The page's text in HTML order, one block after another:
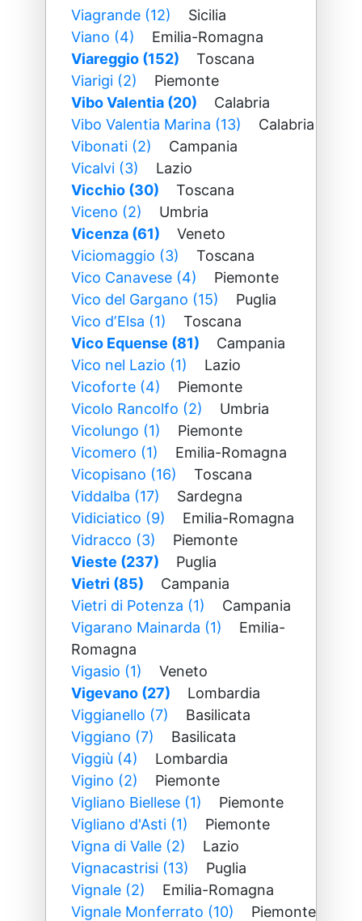
Viagrande (12)
Sicilia
Viano (4)
Emilia-Romagna
Viareggio (152)
Toscana
Viarigi (2)
Piemonte
Vibo Valentia (20)
Calabria
Vibo Valentia Marina (13)
Calabria
Vibonati (2)
Campania
Vicalvi (3)
Lazio
Vicchio (30)
Toscana
Viceno (2)
Umbria
Vicenza (61)
Veneto
Viciomaggio (3)
Toscana
Vico Canavese (4)
Piemonte
Vico del Gargano (15)
Puglia
Vico dʼElsa (1)
Toscana
Vico Equense (81)
Campania
Vico nel Lazio (1)
Lazio
Vicoforte (4)
Piemonte
Vicolo Rancolfo (2)
Umbria
Vicolungo (1)
Piemonte
Vicomero (1)
Emilia-Romagna
Vicopisano (16)
Toscana
Viddalba (17)
Sardegna
Vidiciatico (9)
Emilia-Romagna
Vidracco (3)
Piemonte
Vieste (237)
Puglia
Vietri (85)
Campania
Vietri di Potenza (1)
Campania
Vigarano Mainarda (1)
Emilia-
Romagna
Vigasio (1)
Veneto
Vigevano (27)
Lombardia
Viggianello (7)
Basilicata
Viggiano (7)
Basilicata
Viggiù (4)
Lombardia
Vigino (2)
Piemonte
Vigliano Biellese (1)
Piemonte
Vigliano d'Asti (1)
Piemonte
Vigna di Valle (2)
Lazio
Vignacastrisi (13)
Puglia
Vignale (2)
Emilia-Romagna
Vignale Monferrato (10)
Piemonte